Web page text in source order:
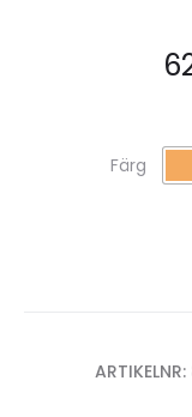
Färg
ARTIKELNR: